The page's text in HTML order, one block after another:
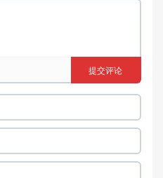
提交评论